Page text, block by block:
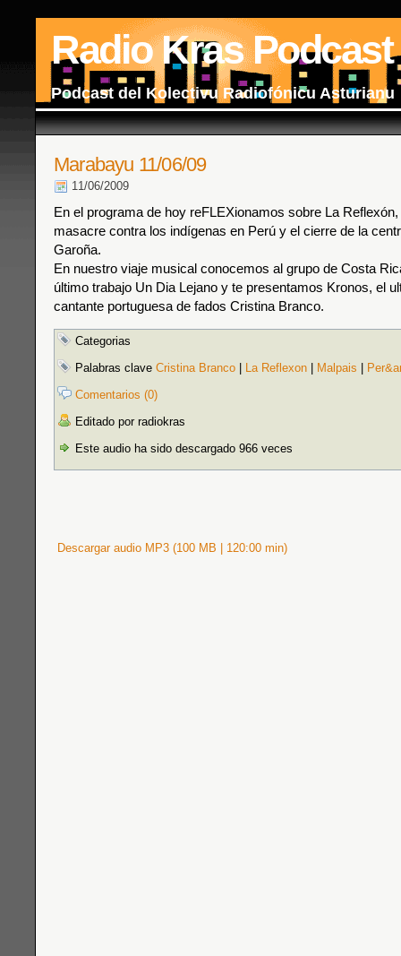
Radio Kras Podcast
Podcast del Kolectivu Radiofónicu Asturianu
Marabayu 11/06/09
11/06/2009
En el programa de hoy reFLEXionamos sobre La
masacre contra los indígenas en Perú y el cierre de la
Garoña.
En nuestro viaje musical conocemos al grupo de Costa
último trabajo Un Dia Lejano y te presentamos Kronos, el
cantante portuguesa de fados Cristina Branco.
Categorias
Palabras clave Cristina Branco La Reflexon Malpais
Comentarios (0)
Editado por radiokras
Este audio ha sido descargado 966 veces
Descargar audio MP3 (100 MB | 120:00 min)